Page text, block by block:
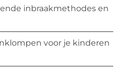
inbraakmethodes en
voor je kinderen